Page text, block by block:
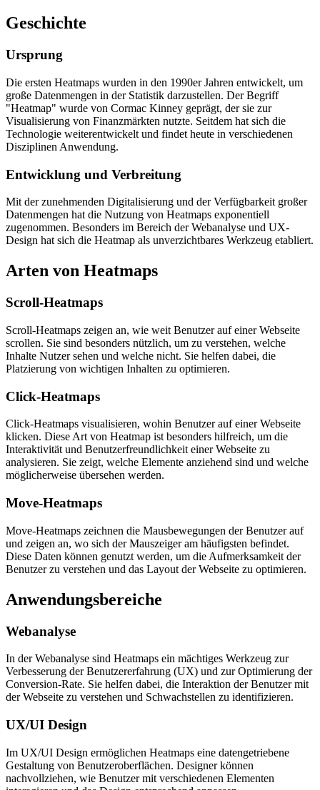
Geschichte
Ursprung
Die ersten Heatmaps wurden in den 1990er Jahren entwickelt, um
große Datenmengen in der Statistik darzustellen. Der Begriff
"Heatmap" wurde von Cormac Kinney geprägt, der sie zur
Visualisierung von Finanzmärkten nutzte. Seitdem hat sich die
Technologie weiterentwickelt und findet heute in verschiedenen
Disziplinen Anwendung.
Entwicklung und Verbreitung
Mit der zunehmenden Digitalisierung und der Verfügbarkeit großer
Datenmengen hat die Nutzung von Heatmaps exponentiell
zugenommen. Besonders im Bereich der Webanalyse und UX-
Design hat sich die Heatmap als unverzichtbares Werkzeug etabliert.
Arten von Heatmaps
Scroll-Heatmaps
Scroll-Heatmaps zeigen an, wie weit Benutzer auf einer Webseite
scrollen. Sie sind besonders nützlich, um zu verstehen, welche
Inhalte Nutzer sehen und welche nicht. Sie helfen dabei, die
Platzierung von wichtigen Inhalten zu optimieren.
Click-Heatmaps
Click-Heatmaps visualisieren, wohin Benutzer auf einer Webseite
klicken. Diese Art von Heatmap ist besonders hilfreich, um die
Interaktivität und Benutzerfreundlichkeit einer Webseite zu
analysieren. Sie zeigt, welche Elemente anziehend sind und welche
möglicherweise übersehen werden.
Move-Heatmaps
Move-Heatmaps zeichnen die Mausbewegungen der Benutzer auf
und zeigen an, wo sich der Mauszeiger am häufigsten befindet.
Diese Daten können genutzt werden, um die Aufmerksamkeit der
Benutzer zu verstehen und das Layout der Webseite zu optimieren.
Anwendungsbereiche
Webanalyse
In der Webanalyse sind Heatmaps ein mächtiges Werkzeug zur
Verbesserung der Benutzererfahrung (UX) und zur Optimierung der
Conversion-Rate. Sie helfen dabei, die Interaktion der Benutzer mit
der Webseite zu verstehen und Schwachstellen zu identifizieren.
UX/UI Design
Im UX/UI Design ermöglichen Heatmaps eine datengetriebene
Gestaltung von Benutzeroberflächen. Designer können
nachvollziehen, wie Benutzer mit verschiedenen Elementen